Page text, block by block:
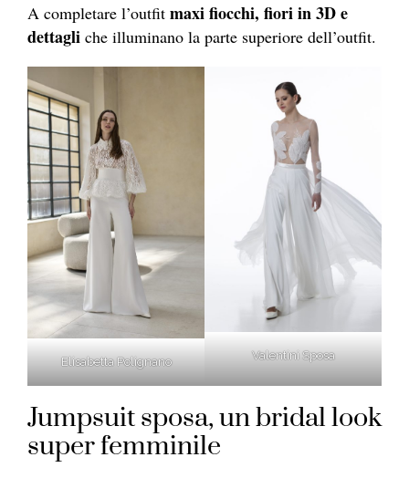
A completare l’outfit maxi fiocchi, fiori in 3D e
dettagli che illuminano la parte superiore dell’outfit.
Elisabetta Polignano Valentini Sposa
Jumpsuit sposa, un bridal look
super femminile